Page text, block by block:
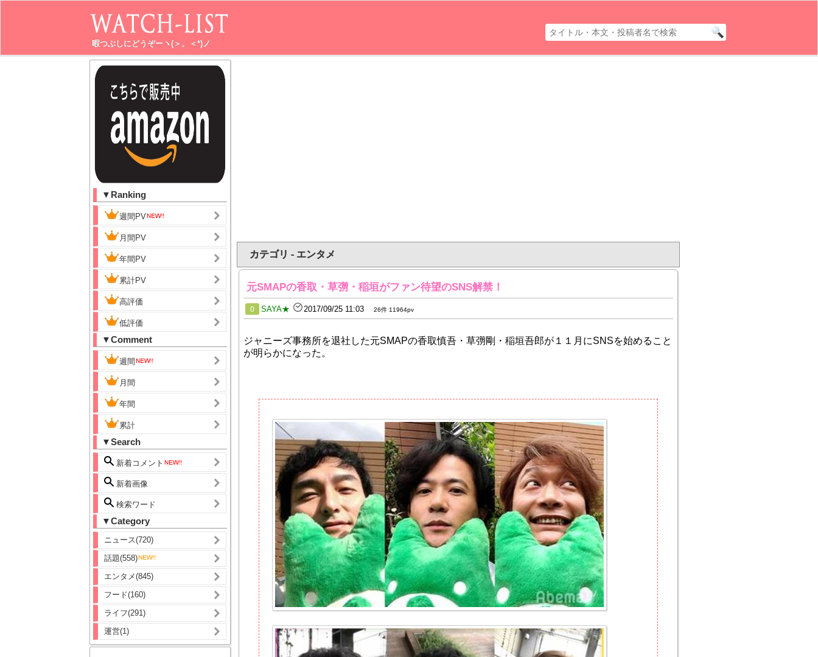
暇つぶしにどうぞーヽ(＞。＜*)ノ
▼Ranking
週間PV
月間PV
年間PV
累計PV
高評価
低評価
▼Comment
週間
月間
年間
累計
▼Search
新着コメント
新着画像
検索ワード
▼Category
ニュース(720)
話題(558)
エンタメ(845)
フード(160)
ライフ(291)
運営(1)
カテゴリ - エンタメ
元SMAPの香取・草彅・稲垣がファン待望のSNS解禁！
0 SAYA★ 2017/09/25 11:03 26件 11964pv
ジャニーズ事務所を退社した元SMAPの香取慎吾・草彅剛・稲垣吾郎が１１月にSNSを始めること
が明らかになった。